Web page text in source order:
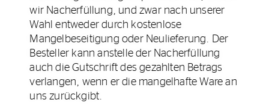
wir Nacherfüllung, und zwar nach unserer
Wahl entweder durch kostenlose
Mangelbeseitigung oder Neulieferung. Der
Besteller kann anstelle der Nacherfüllung
auch die Gutschrift des gezahlten Betrags
verlangen, wenn er die mangelhafte Ware an
uns zurückgibt.